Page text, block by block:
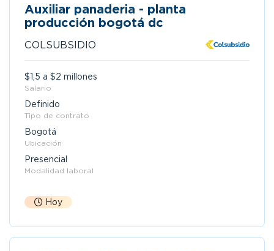
Auxiliar panaderia - planta
producción bogotá dc
COLSUBSIDIO
$1,5 a $2 millones
Salario
Definido
Tipo de contrato
Bogotá
Ubicación
Presencial
Modalidad laboral
Hoy